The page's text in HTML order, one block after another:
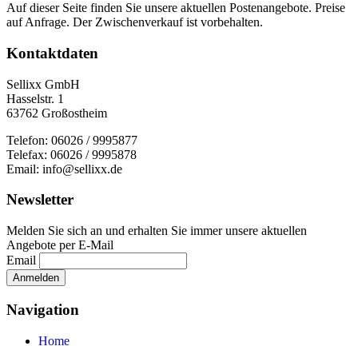
Auf dieser Seite finden Sie unsere aktuellen Postenangebote. Preise
auf Anfrage. Der Zwischenverkauf ist vorbehalten.
Kontaktdaten
Sellixx GmbH
Hasselstr. 1
63762 Großostheim
Telefon: 06026 / 9995877
Telefax: 06026 / 9995878
Email: info@sellixx.de
Newsletter
Melden Sie sich an und erhalten Sie immer unsere aktuellen
Angebote per E-Mail
Email
Navigation
Home